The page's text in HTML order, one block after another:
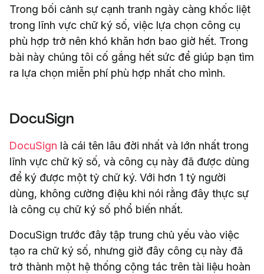
Trong bối cảnh sự cạnh tranh ngày càng khốc liệt
trong lĩnh vực chữ ký số, việc lựa chọn công cụ
phù hợp trở nên khó khăn hơn bao giờ hết. Trong
bài này chúng tôi cố gắng hết sức để giúp bạn tìm
ra lựa chọn miễn phí phù hợp nhất cho mình.
DocuSign
DocuSign là cái tên lâu đời nhất và lớn nhất trong
lĩnh vực chữ kỹ số, và công cụ này đã được dùng
để ký được một tỷ chữ ký. Với hơn 1 tỷ người
dùng, không cường điệu khi nói rằng đây thực sự
là công cụ chữ ký số phổ biến nhất.
DocuSign trước đây tập trung chủ yếu vào việc
tạo ra chữ ký số, nhưng giờ đây công cụ này đã
trở thành một hệ thống cộng tác trên tài liệu hoàn